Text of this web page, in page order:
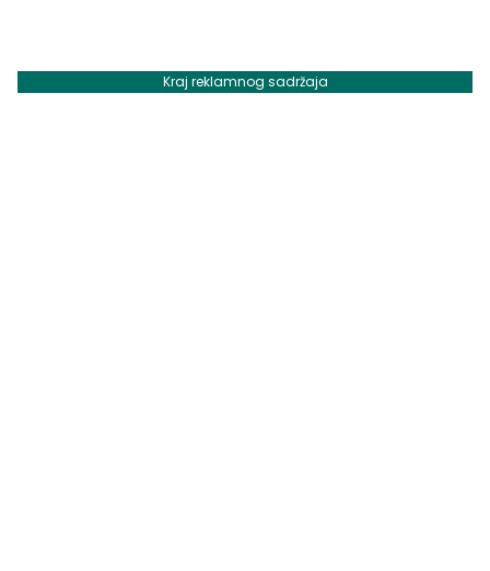
Kraj reklamnog sadržaja